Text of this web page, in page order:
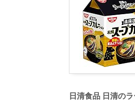
日清食品 日清の